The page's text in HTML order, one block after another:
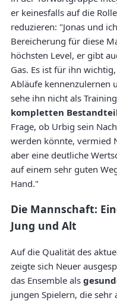
er keinesfalls auf die
reduzieren: "Jonas und
Bereicherung für diese
höchsten Level, er gibt
Gas. Es ist für ihn wichtig,
Abläufe kennenzulernen
sehe ihn nicht als
kompletten
Frage, ob Urbig sein
werden könnte, vermied
aber eine deutliche
auf einem sehr guten
Hand."
Die Mannschaft:
Jung und Alt
Auf die Qualität des
zeigte sich Neuer
das Ensemble als
jungen Spielern, die sehr